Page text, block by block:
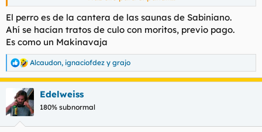
K#rma y usted valore
El perro es de la cantera de las saunas de Sabiniano.
Ahí se hacían tratos de culo con moritos, previo pago.
Es como un Makinavaja
R
e
a
c
i
Alcaudon, ignaciofdez y grajo
Edelweiss
180% subnormal